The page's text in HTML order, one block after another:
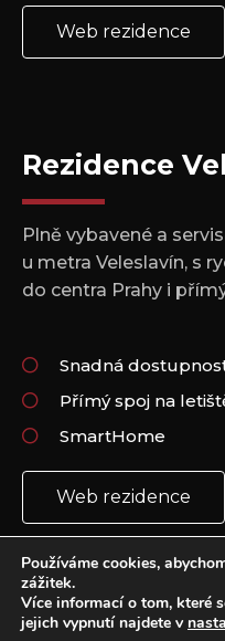
Web rezidence
Rezidence
Plně vybavené a
u metra Veleslavín, s
do centra Prahy i
Snadná
Přímý spoj na
SmartHome
Web rezidence
Používáme cookies,
zážitek.
Více informací o tom, které
jejich vypnutí najdete v